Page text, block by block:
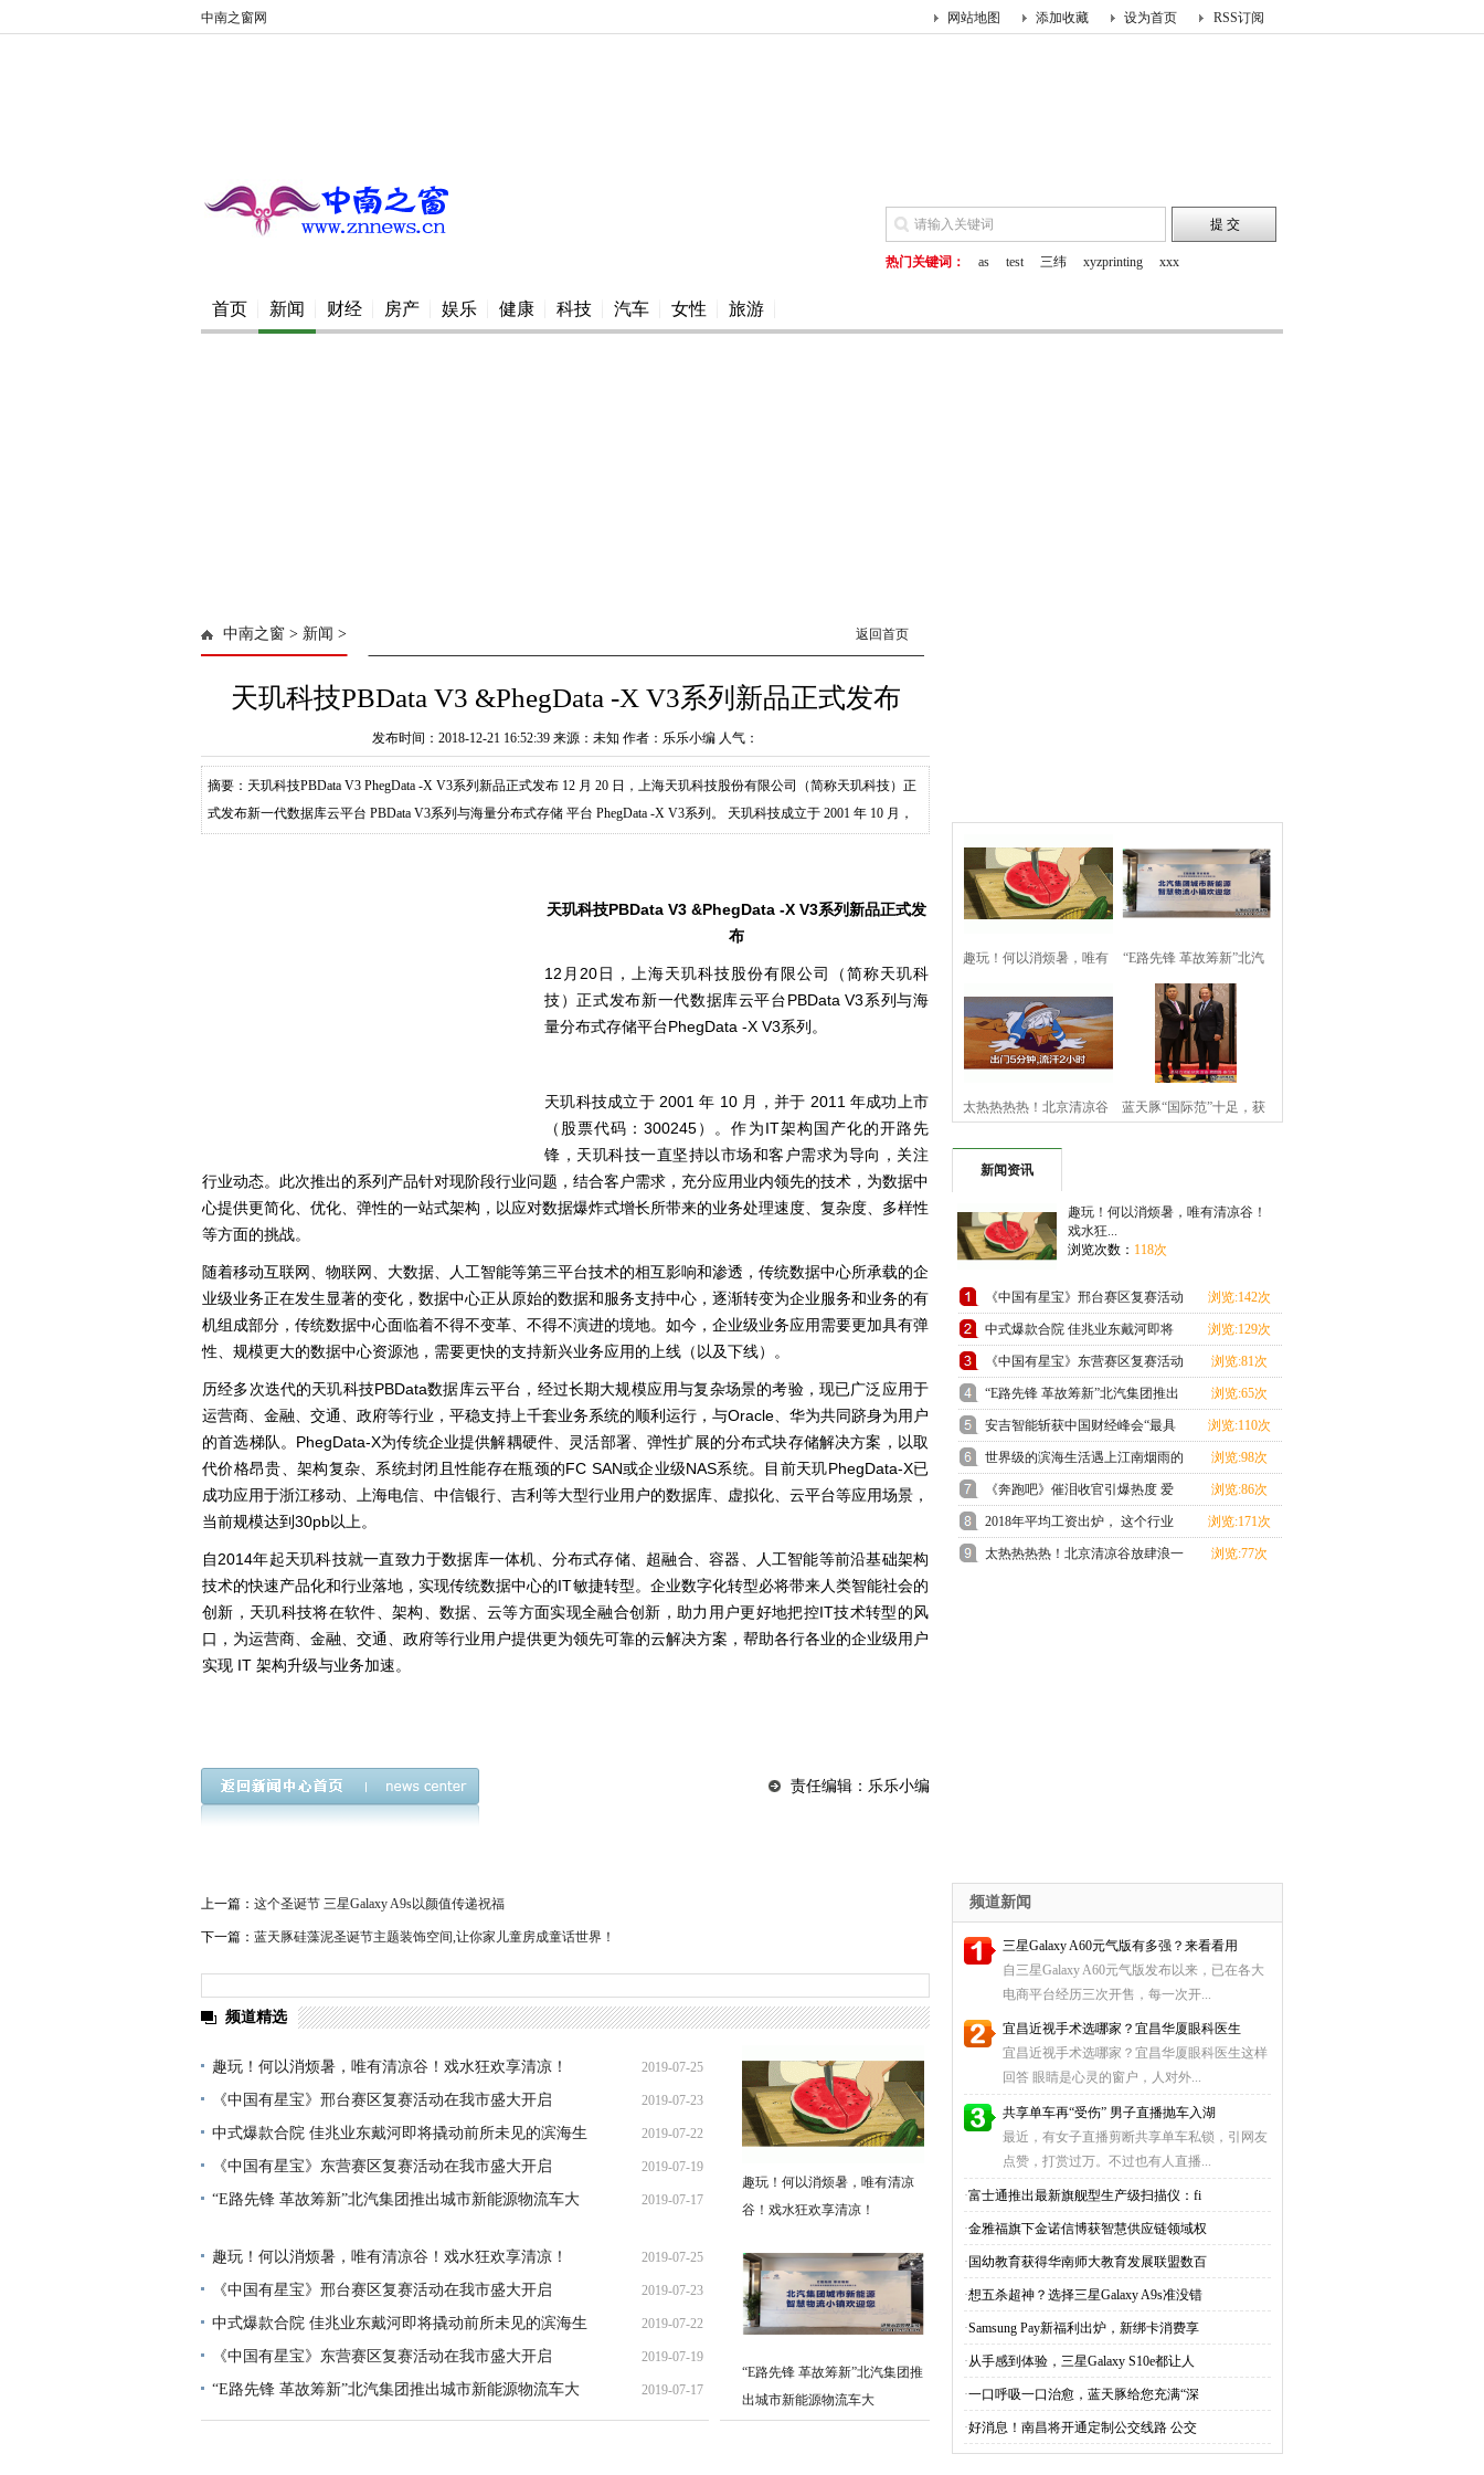
中南之窗网 RSS订阅
设为首页
添加收藏
网站地图
热门关键词： as test 三纬 xyzprinting xxx
首页 新闻 财经 房产 娱乐 健康 科技 汽车 女性 旅游
中南之窗 > 新闻 > 返回首页
天玑科技PBData V3 &PhegData -X V3系列新品正式发布
发布时间：2018-12-21 16:52:39 来源：未知 作者：乐乐小编 人气：
摘要：天玑科技PBData V3 PhegData -X V3系列新品正式发布 12 月 20 日，上海天玑科技股份有限公司（简称天玑科技）正
式发布新一代数据库云平台 PBData V3系列与海量分布式存储 平台 PhegData -X V3系列。 天玑科技成立于 2001 年 10 月，
天玑科技PBData V3 &PhegData -X V3系列新品正式发
布
12 月 20日，上海天玑科技股份有限公司（简称天玑科
技）正式发布新一代数据库云平台PBData V3系列与海
量分布式存储平台PhegData -X V3系列。
天玑科技成立于 2001 年 10 月，并于 2011 年成功上市
（股票代码：300245）。作为IT架构国产化的开路先
锋，天玑科技一直坚持以市场和客户需求为导向，关注
行业动态。此次推出的系列产品针对现阶段行业问题，结合客户需求，充分应用业内领先的技术，为数据中
心提供更简化、优化、弹性的一站式架构，以应对数据爆炸式增长所带来的业务处理速度、复杂度、多样性
等方面的挑战。
随着移动互联网、物联网、大数据、人工智能等第三平台技术的相互影响和渗透，传统数据中心所承载的企
业级业务正在发生显著的变化，数据中心正从原始的数据和服务支持中心，逐渐转变为企业服务和业务的有
机组成部分，传统数据中心面临着不得不变革、不得不演进的境地。如今，企业级业务应用需要更加具有弹
性、规模更大的数据中心资源池，需要更快的支持新兴业务应用的上线（以及下线）。
历经多次迭代的天玑科技PBData数据库云平台，经过长期大规模应用与复杂场景的考验，现已广泛应用于
运营商、金融、交通、政府等行业，平稳支持上千套业务系统的顺利运行，与Oracle、华为共同跻身为用户
的首选梯队。PhegData-X为传统企业提供解耦硬件、灵活部署、弹性扩展的分布式块存储解决方案，以取
代价格昂贵、架构复杂、系统封闭且性能存在瓶颈的FC SAN或企业级NAS系统。目前天玑PhegData-X已
成功应用于浙江移动、上海电信、中信银行、吉利等大型行业用户的数据库、虚拟化、云平台等应用场景，
当前规模达到30pb以上。
自2014年起天玑科技就一直致力于数据库一体机、分布式存储、超融合、容器、人工智能等前沿基础架构
技术的快速产品化和行业落地，实现传统数据中心的IT敏捷转型。企业数字化转型必将带来人类智能社会的
创新，天玑科技将在软件、架构、数据、云等方面实现全融合创新，助力用户更好地把控IT技术转型的风
口，为运营商、金融、交通、政府等行业用户提供更为领先可靠的云解决方案 ，帮助各行各业的企业级用户
实现 IT 架构升级与业务加速。
责任编辑：乐乐小编
上一篇： 这个圣诞节 三星Galaxy A9s以颜值传递祝福
下一篇： 蓝天豚硅藻泥圣诞节主题装饰空间,让你家儿童房成童话世界！
频道精选
趣玩！何以消烦暑，唯有清凉谷！戏水狂欢享清凉！ 2019-07-25
14:40:52
《中国有星宝》邢台赛区复赛活动在我市盛大开启 2019-07-23
14:16:24
中式爆款合院 佳兆业东戴河即将撬动前所未见的滨海生 2019-07-22
11:20:46
《中国有星宝》东营赛区复赛活动在我市盛大开启 2019-07-19
15:47:34
“E路先锋 革故筹新”北汽集团推出城市新能源物流车大 2019-07-17
趣玩！何以消烦暑，唯有清凉谷！戏水狂欢享清凉！ 2019-07-25
14:40:52
《中国有星宝》邢台赛区复赛活动在我市盛大开启 2019-07-23
14:16:24
中式爆款合院 佳兆业东戴河即将撬动前所未见的滨海生 2019-07-22
11:20:46
《中国有星宝》东营赛区复赛活动在我市盛大开启 2019-07-19
15:47:34
“E路先锋 革故筹新”北汽集团推出城市新能源物流车大 2019-07-17
17:57:46
趣玩！何以消烦暑，唯有清凉
谷！戏水狂欢享清凉！
“E路先锋 革故筹新”北汽集团推
出城市新能源物流车大
趣玩！何以消烦暑，唯有
清凉谷！戏水
“E路先锋 革故筹新”北汽
集团推出城
太热热热热！北京清凉谷 蓝天豚“国际范”十足，获
新闻资讯
趣玩！何以消烦暑，唯有清凉谷！
戏水狂...
浏览次数： 118次
《中国有星宝》邢台赛区复赛活动
在我市盛大开启
浏览:142次
中式爆款合院 佳兆业东戴河即将
撬动前所未见的滨
浏览:129次
《中国有星宝》东营赛区复赛活动
在我市盛大开启
浏览:81次
“E路先锋 革故筹新”北汽集团推出
城市新能源物
浏览:65次
安吉智能斩获中国财经峰会“最具
创新力企业”奖
浏览:110次
世界级的滨海生活遇上江南烟雨的
中式合院，将会
浏览:98次
《奔跑吧》催泪收官引爆热度 爱
奇艺七季“大满贯
浏览:86次
2018年平均工资出炉， 这个行业
超14万元居首
浏览:171次
太热热热热！北京清凉谷放肆浪一
浏览:77次
频道新闻
三星Galaxy A60元气版有多强？来看看用
自三星Galaxy A60元气版发布以来，已在各大
电商平台经历三次开售，每一次开...
宜昌近视手术选哪家？宜昌华厦眼科医生
宜昌近视手术选哪家？宜昌华厦眼科医生这样
回答 眼睛是心灵的窗户，人对外...
共享单车再“受伤” 男子直播抛车入湖
最近，有女子直播剪断共享单车私锁，引网友
点赞，打赏过万。不过也有人直播...
·富士通推出最新旗舰型生产级扫描仪：fi
·金雅福旗下金诺信博获智慧供应链领域权
· 国幼教育获得华南师大教育发展联盟数百
·想五杀超神？选择三星Galaxy A9s准没错
·Samsung Pay新福利出炉，新绑卡消费享
·从手感到体验，三星Galaxy S10e都让人
·一口呼吸一口治愈，蓝天豚给您充满“深
·好消息！南昌将开通定制公交线路 公交